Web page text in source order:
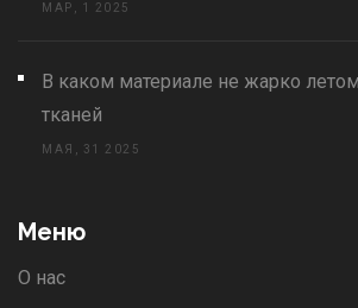
МАР, 1 2025
В каком материале не жарко
тканей
МАЯ, 31 2025
Меню
О нас